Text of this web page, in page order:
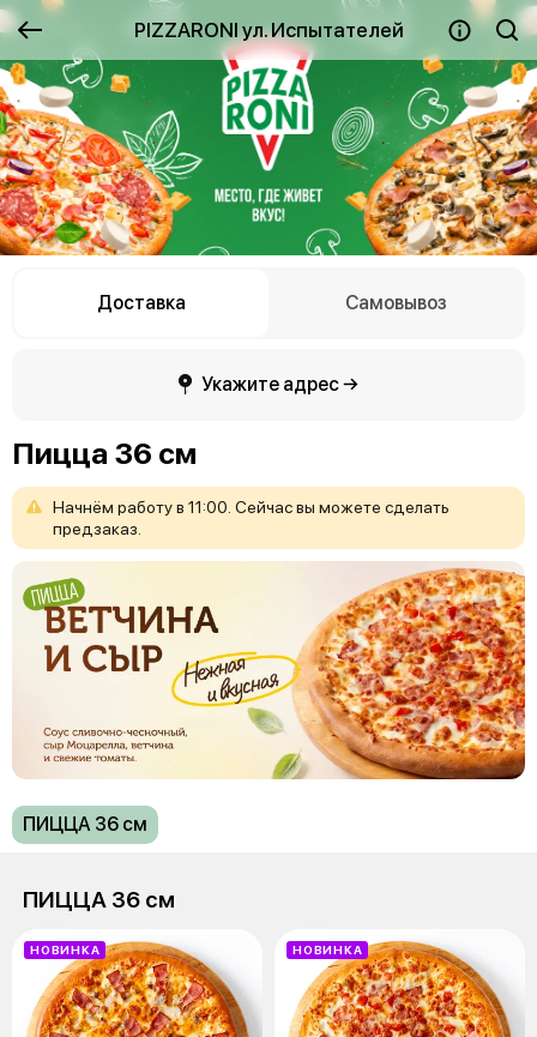
PIZZARONI ул. Испытателей
Доставка Самовывоз
Укажите адрес →
Пицца 36 см
Начнём работув 11:00. Сейчасвы можете сделать
предзаказ.
ПИЦЦА 36 см
ПИЦЦА 36 см
НОВИНКА НОВИНКА